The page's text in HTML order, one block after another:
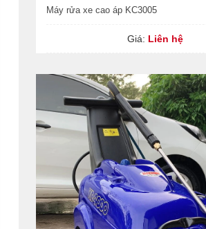
Máy rửa xe cao áp KC3005
Giá: Liên hệ